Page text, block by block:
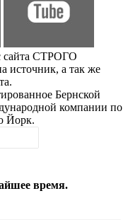
сайта СТРОГО
а так же
Бернской
компании по
Йорк.
время.